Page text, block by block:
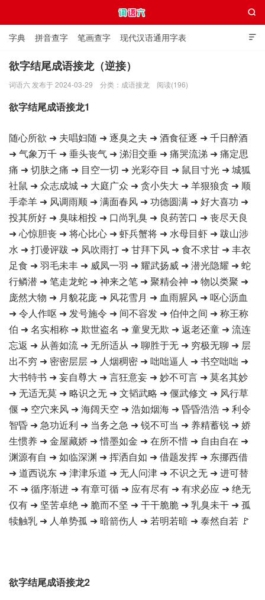

字典 拼音查字 笔画查字 现代汉语通用字表
通用规范汉字表 叠字大全 独体字大全

欲字结尾成语接龙（逆接）
词语六 发布于 2024-03-29 分类： 成语接龙 阅读(196)
欲字结尾成语接龙1
随心所欲 ➜ 夫唱妇随 ➜ 逐臭之夫 ➜ 酒食征逐 ➜ 千日醉酒
➜ 气象万千 ➜ 垂头丧气 ➜ 涕泪交垂 ➜ 痛哭流涕 ➜ 痛定思
痛 ➜ 切肤之痛 ➜ 目空一切 ➜ 光彩夺目 ➜ 鼠目寸光 ➜ 城狐
社鼠 ➜ 众志成城 ➜ 大庭广众 ➜ 贪小失大 ➜ 羊狠狼贪 ➜ 顺
手牵羊 ➜ 风调雨顺 ➜ 满面春风 ➜ 功德圆满 ➜ 好大喜功 ➜
投其所好 ➜ 臭味相投 ➜ 口尚乳臭 ➜ 良药苦口 ➜ 丧尽天良
➜ 心惊胆丧 ➜ 将心比心 ➜ 虾兵蟹将 ➜ 水母目虾 ➜ 跋山涉
水 ➜ 打谩评跋 ➜ 风吹雨打 ➜ 甘拜下风 ➜ 食不求甘 ➜ 丰衣
足食 ➜ 羽毛未丰 ➜ 威凤一羽 ➜ 耀武扬威 ➜ 潜光隐耀 ➜ 蛇
行鳞潜 ➜ 笔走龙蛇 ➜ 神来之笔 ➜ 聚精会神 ➜ 物以类聚 ➜
庞然大物 ➜ 月貌花庞 ➜ 风花雪月 ➜ 血雨腥风 ➜ 呕心沥血
➜ 令人作呕 ➜ 发号施令 ➜ 间不容发 ➜ 伯仲之间 ➜ 称王称
伯 ➜ 名实相称 ➜ 欺世盗名 ➜ 童叟无欺 ➜ 返老还童 ➜ 流连
忘返 ➜ 从善如流 ➜ 无所适从 ➜ 聊胜于无 ➜ 穷极无聊 ➜ 层
出不穷 ➜ 密密层层 ➜ 人烟稠密 ➜ 咄咄逼人 ➜ 书空咄咄 ➜
大书特书 ➜ 妄自尊大 ➜ 言狂意妄 ➜ 妙不可言 ➜ 莫名其妙
➜ 无适无莫 ➜ 略识之无 ➜ 文韬武略 ➜ 偃武修文 ➜ 风行草
偃 ➜ 空穴来风 ➜ 海阔天空 ➜ 浩如烟海 ➜ 昏昏浩浩 ➜ 利令
智昏 ➜ 急功近利 ➜ 当务之急 ➜ 锐不可当 ➜ 养精蓄锐 ➜ 娇
生惯养 ➜ 金屋藏娇 ➜ 惜墨如金 ➜ 在所不惜 ➜ 自由自在 ➜
渊源有自 ➜ 如临深渊 ➜ 挥洒自如 ➜ 借题发挥 ➜ 东挪西借
➜ 道西说东 ➜ 津津乐道 ➜ 无人问津 ➜ 不识之无 ➜ 进可替
不 ➜ 循序渐进 ➜ 有章可循 ➜ 应有尽有 ➜ 有求必应 ➜ 绝无
仅有 ➜ 坚苦卓绝 ➜ 脆而不坚 ➜ 干干脆脆 ➜ 乳臭未干 ➜ 孤
犊触乳 ➜ 人单势孤 ➜ 暗箭伤人 ➜ 若明若暗 ➜ 泰然自若 🚩
欲字结尾成语接龙2